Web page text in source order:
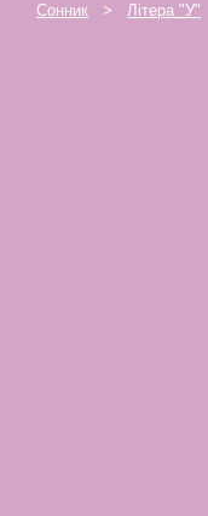
Сонник > Літера "У"